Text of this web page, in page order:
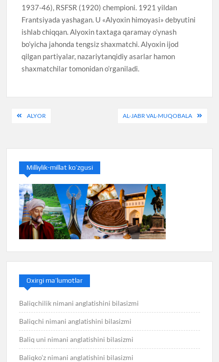
1937-46), RSFSR (1920) chempioni. 1921 yildan
Frantsiyada yashagan. U «Alyoxin himoyasi» debyutini
ishlab chiqqan. Alyoxin taxtaga qaramay o’ynash
bo’yicha jahonda tengsiz shaxmatchi. Alyoxin ijod
qilgan partiyalar, nazariytanqidiy asarlar hamon
shaxmatchilar tomonidan o’rganiladi.
PostALYOR AL-JABR VAL-MUQOBALA
Milliylik-millat ko’zgusi
Oxirgi ma’lumotlar
Baliqchilik nimani anglatishini bilasizmi
Baliqchi nimani anglatishini bilasizmi
Baliq uni nimani anglatishini bilasizmi
Baliqko’z nimani anglatishini bilasizmi